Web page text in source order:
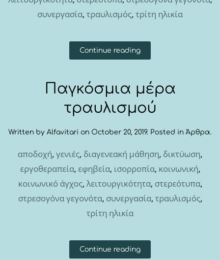
συνεργασία, τραυλισμός, τρίτη ηλικία
Continue reading
Παγκόσμια μέρα
τραυλισμού
Written by Alfavitari on October 20, 2019. Posted in Άρθρα.
αποδοχή, γενιές, διαγενεακή μάθηση, δικτύωση,
εργοθεραπεία, εφηβεία, ισορροπία, κοινωνική,
κοινωνικό άγχος, λειτουργικότητα, στερεότυπα,
στρεσογόνα γεγονότα, συνεργασία, τραυλισμός,
τρίτη ηλικία
Continue reading